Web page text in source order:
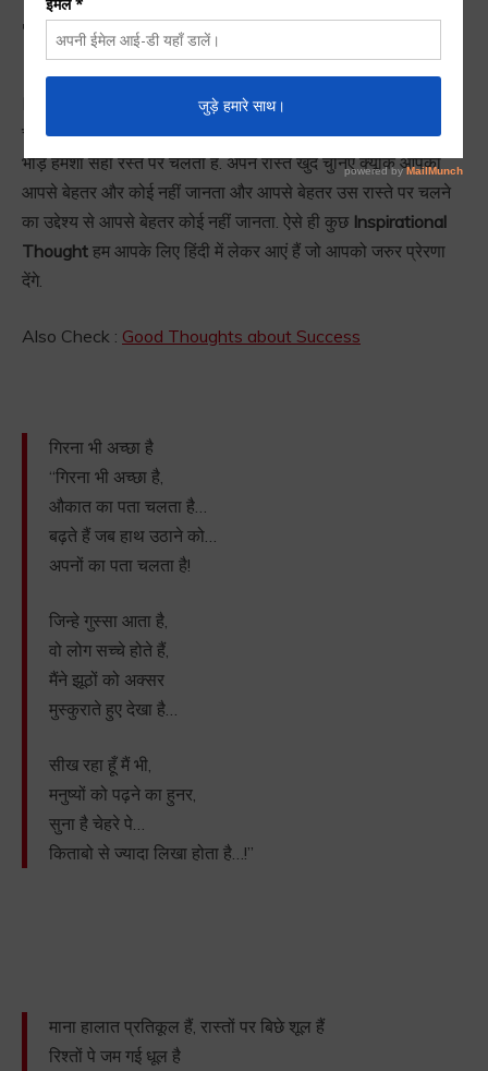
Thought in Hindi
Best Inspirational Thought in Hindi
चलती हैं जो रास्ता आसान लगता हैं, लेकिन इसका मतलब यह नहीं हैं की
भीड़ हमेशा सही रस्ते पर चलती हैं. अपने रास्ते खुद चुनिए क्यूंकि आपको
आपसे बेहतर और कोई नहीं जानता और आपसे बेहतर उस रास्ते पर चलने
का उद्देश्य से आपसे बेहतर कोई नहीं जानता. ऐसे ही कुछ Inspirational
Thought हम आपके लिए हिंदी में लेकर आएं हैं जो आपको जरुर प्रेरणा
देंगे.
Also Check : Good Thoughts about Success
गिरना भी अच्छा है
“गिरना भी अच्छा है,
औकात का पता चलता है…
बढ़ते हैं जब हाथ उठाने को…
अपनों का पता चलता है!
जिन्हे गुस्सा आता है,
वो लोग सच्चे होते हैं,
मैंने झूठों को अक्सर
मुस्कुराते हुए देखा है…
सीख रहा हूँ मैं भी,
मनुष्यों को पढ़ने का हुनर,
सुना है चेहरे पे…
किताबो से ज्यादा लिखा होता है…!”
माना हालात प्रतिकूल हैं, रास्तों पर बिछे शूल हैं
रिश्तों पे जम गई धूल है